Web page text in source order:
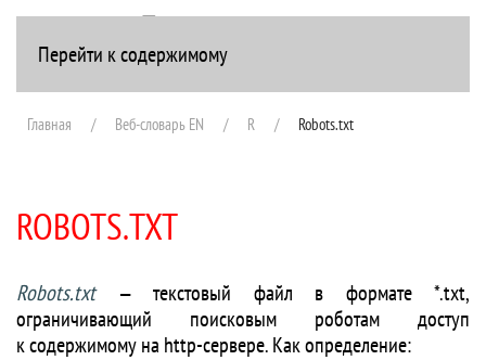
Перейти к содержимому+7(916) 107-51-99
Главная Веб-словарь EN R Robots.txt
ROBOTS.TXT
Robots.txt— текстовый файл в формате *.txt,
ограничивающий поисковым роботам доступ
к содержимому на http-сервере. Как определение: